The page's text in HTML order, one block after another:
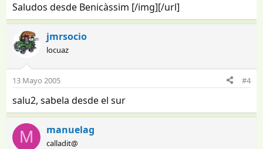
Saludos desde Benicàssim [/img][/url]
jmrsocio
locuaz
13 Mayo 2005 #4
salu2, sabela desde el sur
M manuelag
calladit@